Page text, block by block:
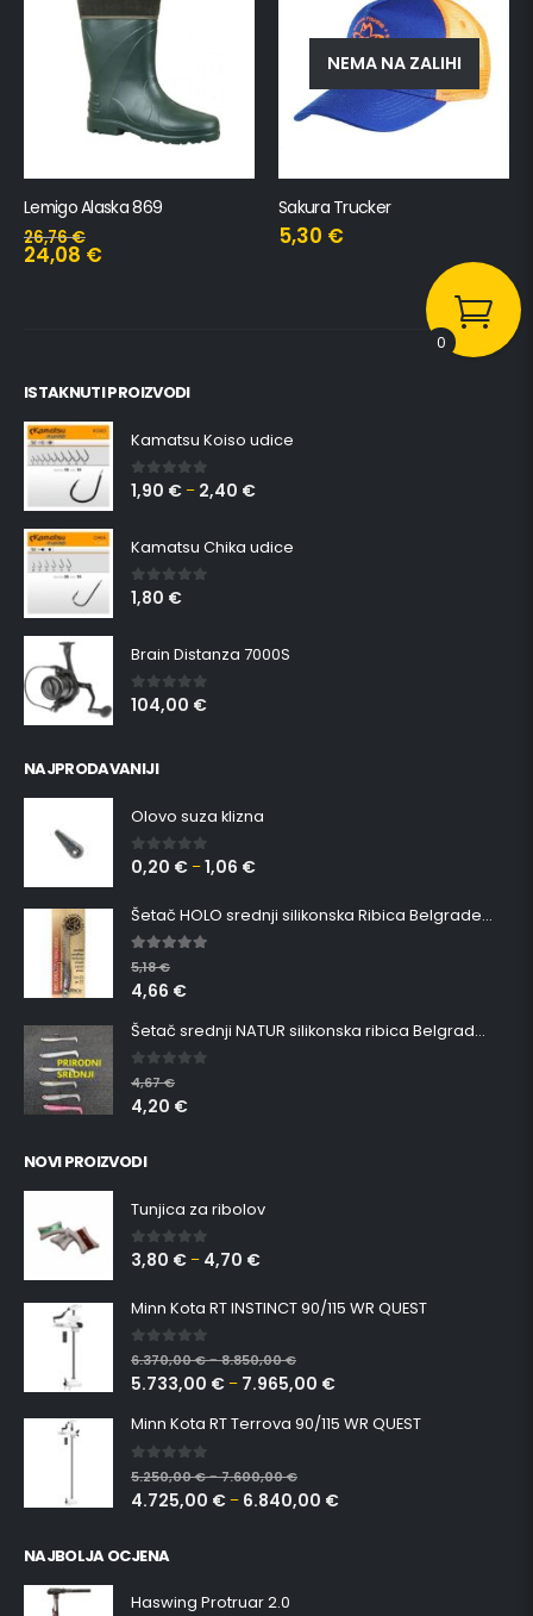
NEMA NA ZALIHI
Sakura Trucker
5,30€
Lemigo Grenlander 862
40,85€
36,77
ISTAKNUTI PROIZVODI
Kamatsu Koiso udice
0 out of 5
1,90 € – 2,40 €
Kamatsu Chika udice
0 out of 5
1,80 €
Brain Distanza 7000S
0out of 5
104,00 €
NAJPRODAVANIJI
Olovo suza klizna
0 out of 5
0,20 € –1,06 €
Šetač HOLO srednji silikonska Ribica Belgrade Walker
5.00out of 5
5,18€
4,66 €
Šetač srednji NATUR silikonska ribica Belgrade Walker
0 out of 5
4,67€
4,20 €
NOVI PROIZVODI
Tunjica za ribolov
0 out of 5
3,80 € – 4,70 €
Minn Kota RT INSTINCT 90/115 WR QUEST
0 out of 5
6.370,00€–8.850,00€
5.733,00 € – 7.965,00 €
Minn Kota RT Terrova 90/115 WR QUEST
0 out of 5
5.250,00€–7.600,00€
4.725,00 € – 6.840,00 €
NAJBOLJA OCJENA
Haswing Protruar 2.0
0